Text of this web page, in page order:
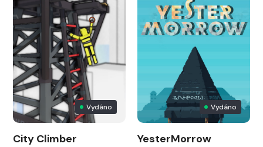
Vydáno
City Climber
Vydáno
YesterMorrow